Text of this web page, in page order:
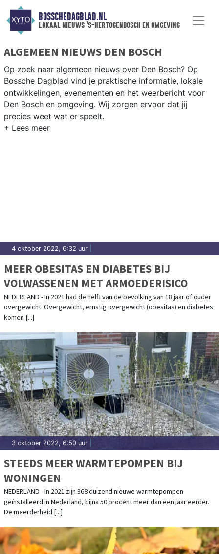
BOSSCHEDAGBLAD.NL
lokaal nieuws 's-hertogenbosch en omgeving
ALGEMEEN NIEUWS DEN BOSCH
Op zoek naar algemeen nieuws over Den Bosch? Op
Bossche Dagblad vind je praktische informatie, lokale
ontwikkelingen, evenementen en het weerbericht voor
Den Bosch en omgeving. Wij zorgen ervoor dat jij
precies weet wat er speelt.
4 oktober 2022, 6:32 uur
MEER OBESITAS EN DIABETES BIJ
VOLWASSENEN MET ARMOEDERISICO
NEDERLAND - In 2021 had de helft van de bevolking van 18 jaar of ouder
overgewicht. Overgewicht, ernstig overgewicht (obesitas) en diabetes
komen [...]
3 oktober 2022, 6:50 uur
STEEDS MEER WARMTEPOMPEN BIJ
WONINGEN
NEDERLAND - In 2021 zijn 368 duizend nieuwe warmtepompen
geïnstalleerd in Nederland, bijna 50 procent meer dan een jaar eerder.
De meerderheid [...]